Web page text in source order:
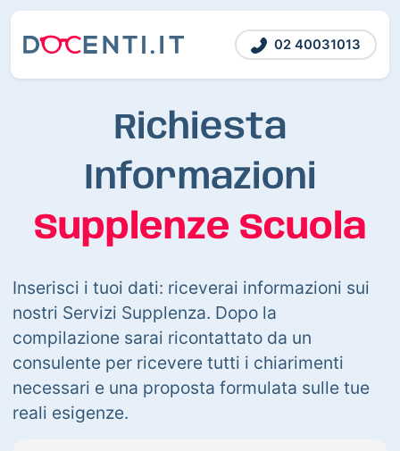
02 40031013
Richiesta
Informazioni
Supplenze Scuola
Inserisci i tuoi dati: riceverai informazioni sui
nostri Servizi Supplenza. Dopo la
compilazione sarai ricontattato da un
consulente per ricevere tutti i chiarimenti
necessari e una proposta formulata sulle tue
reali esigenze.